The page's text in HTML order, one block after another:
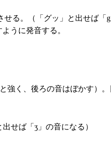
る。（「グッ」と出せば「g
うに発音する。
強く、後ろの音はぼかす）
せば「ʒ」の音になる）